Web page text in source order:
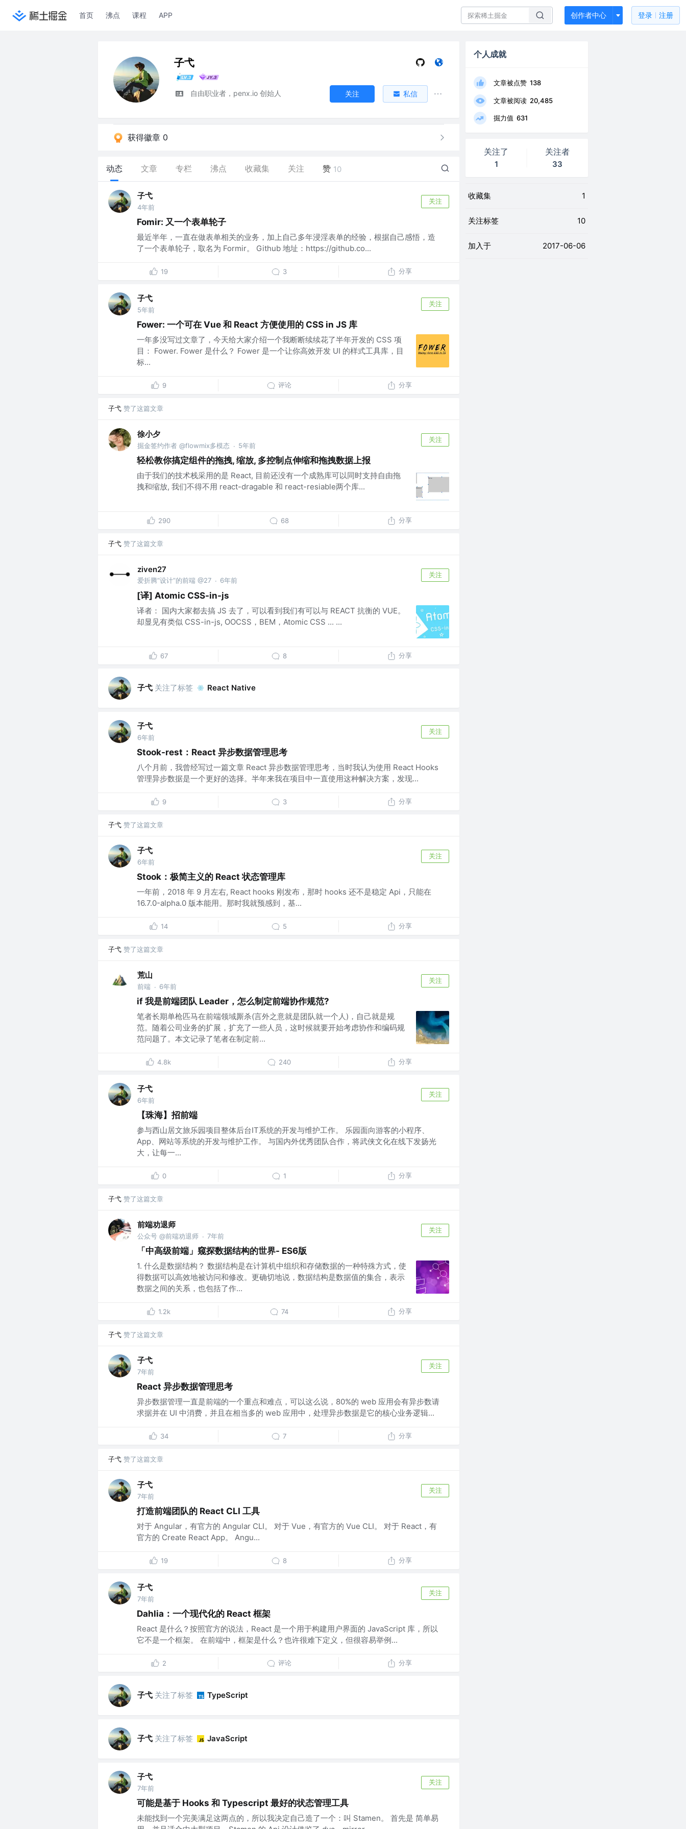
首页 沸点 课程 APP 创作者中心 登录 注册
子弋
自由职业者，penx.io 创始人 关注 私信
获得徽章 0
动态 文章 专栏 沸点 收藏集 关注 赞 10
子弋
4年前
关注
Fomir: 又一个表单轮子
最近半年，一直在做表单相关的业务，加上自己多年浸淫表单的经验，根据自己感悟，造
了一个表单轮子，取名为 Formir。 Github 地址：https://github.co...
19 3 分享
子弋
5年前
关注
Fower: 一个可在 Vue 和 React 方便使用的 CSS in JS 库
一年多没写过文章了，今天给大家介绍一个我断断续续花了半年开发的 CSS 项
目： Fower. Fower 是什么？ Fower 是一个让你高效开发 UI 的样式工具库，目
标...
9 评论 分享
子弋 赞了这篇文章
徐小夕
掘金签约作者 @flowmix多模态 · 5年前
关注
轻松教你搞定组件的拖拽, 缩放, 多控制点伸缩和拖拽数据上报
由于我们的技术栈采用的是 React, 目前还没有一个成熟库可以同时支持自由拖
拽和缩放, 我们不得不用 react-dragable 和 react-resiable两个库...
290 68 分享
子弋 赞了这篇文章
ziven27
爱折腾“设计”的前端 @27 · 6年前
关注
[译] Atomic CSS-in-js
译者： 国内大家都去搞 JS 去了，可以看到我们有可以与 REACT 抗衡的 VUE。
却显见有类似 CSS-in-js, OOCSS，BEM，Atomic CSS ... ...
67 8 分享
子弋 关注了标签 React Native
子弋
6年前
关注
Stook-rest：React 异步数据管理思考
八个月前，我曾经写过一篇文章 React 异步数据管理思考，当时我认为使用 React Hooks
管理异步数据是一个更好的选择。半年来我在项目中一直使用这种解决方案，发现...
9 3 分享
子弋 赞了这篇文章
子弋
6年前
关注
Stook：极简主义的 React 状态管理库
一年前，2018 年 9 月左右, React hooks 刚发布，那时 hooks 还不是稳定 Api，只能在
16.7.0-alpha.0 版本能用。那时我就预感到，基...
14 5 分享
子弋 赞了这篇文章
荒山
前端 · 6年前
关注
if 我是前端团队 Leader，怎么制定前端协作规范?
笔者长期单枪匹马在前端领域厮杀(言外之意就是团队就一个人)，自己就是规
范。随着公司业务的扩展，扩充了一些人员，这时候就要开始考虑协作和编码规
范问题了。本文记录了笔者在制定前...
4.8k 240 分享
子弋
6年前
关注
【珠海】招前端
参与西山居文旅乐园项目整体后台IT系统的开发与维护工作。 乐园面向游客的小程序、
App、网站等系统的开发与维护工作。 与国内外优秀团队合作，将武侠文化在线下发扬光
大，让每一...
0 1 分享
子弋 赞了这篇文章
前端劝退师
公众号 @前端劝退师 · 7年前
关注
「中高级前端」窥探数据结构的世界- ES6版
1. 什么是数据结构？ 数据结构是在计算机中组织和存储数据的一种特殊方式，使
得数据可以高效地被访问和修改。更确切地说，数据结构是数据值的集合，表示
数据之间的关系，也包括了作...
1.2k 74 分享
子弋 赞了这篇文章
子弋
7年前
关注
React 异步数据管理思考
异步数据管理一直是前端的一个重点和难点，可以这么说，80%的 web 应用会有异步数请
求据并在 UI 中消费，并且在相当多的 web 应用中，处理异步数据是它的核心业务逻辑...
34 7 分享
子弋 赞了这篇文章
子弋
7年前
关注
打造前端团队的 React CLI 工具
对于 Angular，有官方的 Angular CLI。 对于 Vue，有官方的 Vue CLI。 对于 React，有
官方的 Create React App。 Angu...
19 8 分享
子弋
7年前
关注
Dahlia：一个现代化的 React 框架
React 是什么？按照官方的说法，React 是一个用于构建用户界面的 JavaScript 库，所以
它不是一个框架。 在前端中，框架是什么？也许很难下定义，但很容易举例...
2 评论 分享
子弋 关注了标签 TypeScript
子弋 关注了标签 JavaScript
子弋
7年前
关注
可能是基于 Hooks 和 Typescript 最好的状态管理工具
未能找到一个完美满足这两点的，所以我决定自己造了一个：叫 Stamen。 首先是 简单易
个人成就
文章被点赞 138
文章被阅读 20,485
掘力值 631
关注了
1
关注者
33
收藏集 1
关注标签 10
加入于 2017-06-06